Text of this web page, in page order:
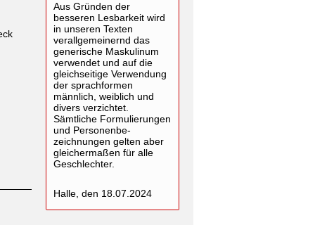
Aus Gründen der
besseren Lesbarkeit wird
in unseren Texten
verallgemeinernd das
generische Maskulinum
verwendet und auf die
gleichseitige Verwendung
der sprachformen
männlich, weiblich und
divers verzichtet.
Sämtliche Formulierungen
und Personenbe-
zeichnungen gelten aber
gleichermaßen für alle
Geschlechter.
Halle, den 18.07.2024